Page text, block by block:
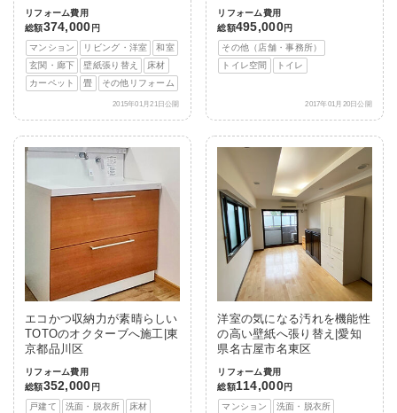
リフォーム費用
総額374,000 円
マンション
リビング・洋室
和室
玄関・廊下
壁紙張り替え
床材
カーペット
畳 その他リフォーム
2015年01月21日公開
リフォーム費用
総額495,000円
その他（店舗・事務所）
トイレ空間
トイレ
2017年01月20日公開
エコかつ収納力が素晴らしい
TOTOのオクターブへ施工|東
京都品川区
リフォーム費用
総額352,000 円
戸建て
洗面・脱衣所
床材
洋室の気になる汚れを機能性
の高い壁紙へ張り替え|愛知
県名古屋市名東区
リフォーム費用
総額114,000円
マンション
洗面・脱衣所